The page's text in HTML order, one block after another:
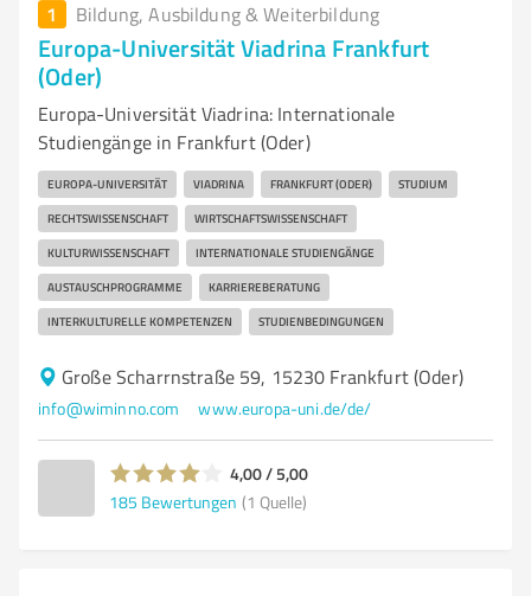
1 Bildung, Ausbildung & Weiterbildung
Europa-Universität Viadrina Frankfurt
(Oder)
Europa-Universität Viadrina: Internationale
Studiengänge in Frankfurt (Oder)
EUROPA-UNIVERSITÄT VIADRINA FRANKFURT (ODER) STUDIUM
RECHTSWISSENSCHAFT WIRTSCHAFTSWISSENSCHAFT
KULTURWISSENSCHAFT INTERNATIONALE STUDIENGÄNGE
AUSTAUSCHPROGRAMME KARRIEREBERATUNG
INTERKULTURELLE KOMPETENZEN STUDIENBEDINGUNGEN
Große Scharrnstraße 59, 15230 Frankfurt (Oder)
info@wiminno.com www.europa-uni.de/de/
4,00 / 5,00
185 Bewertungen (1 Quelle)